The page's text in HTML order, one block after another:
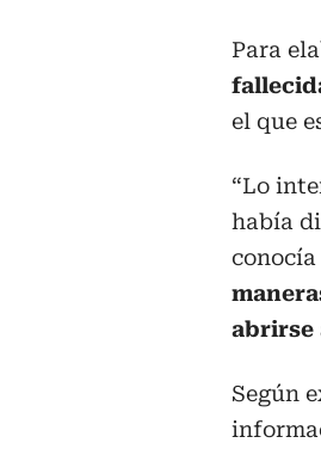
Para
el que
“Lo
había
abrirse
Según